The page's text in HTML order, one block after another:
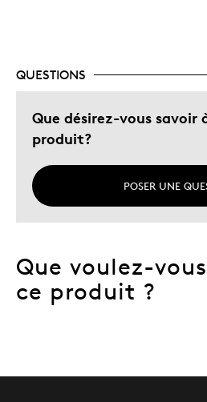
QUESTIONS
Que désirez-vous savoir
produit?
POSER UNE
Que voulez-
ce produit ?